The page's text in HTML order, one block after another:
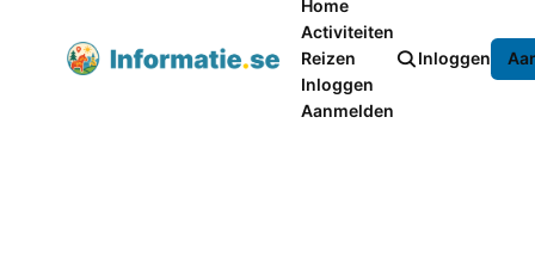
Home
Activiteiten
Reizen
Inloggen
Aanmelden
Inloggen